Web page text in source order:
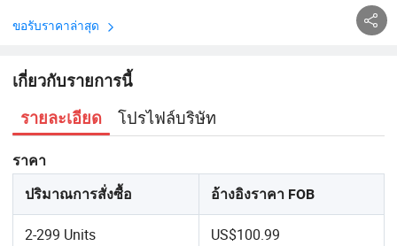
ขอรับราคาล่าสุด
เกี่ยวกับรายการนี้
รายละเอียด โปรไฟล์บริษัท
ราคา
ปริมาณการสั่งซื้อ อ้างอิงราคา FOB
2-299 Units US$100.99